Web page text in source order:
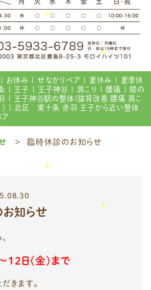
| お休み | せなかリペア | 夏休み | 夏季休
| 王子 | 王子神谷 | 肩こり | 腰痛 | 膝の
| 王子神谷駅の整体(猫背改善 腰痛 肩こ
) | 北区 東十条 赤羽 王子から近い整体
臨時休診のお知らせ
知らせ
12日(金)まで
きます。